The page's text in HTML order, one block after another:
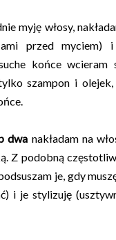
myję włosy,
przed
końce wcieram
szampon i
dwa nakładam na
Z podobną
je, gdy
i je stylizuję